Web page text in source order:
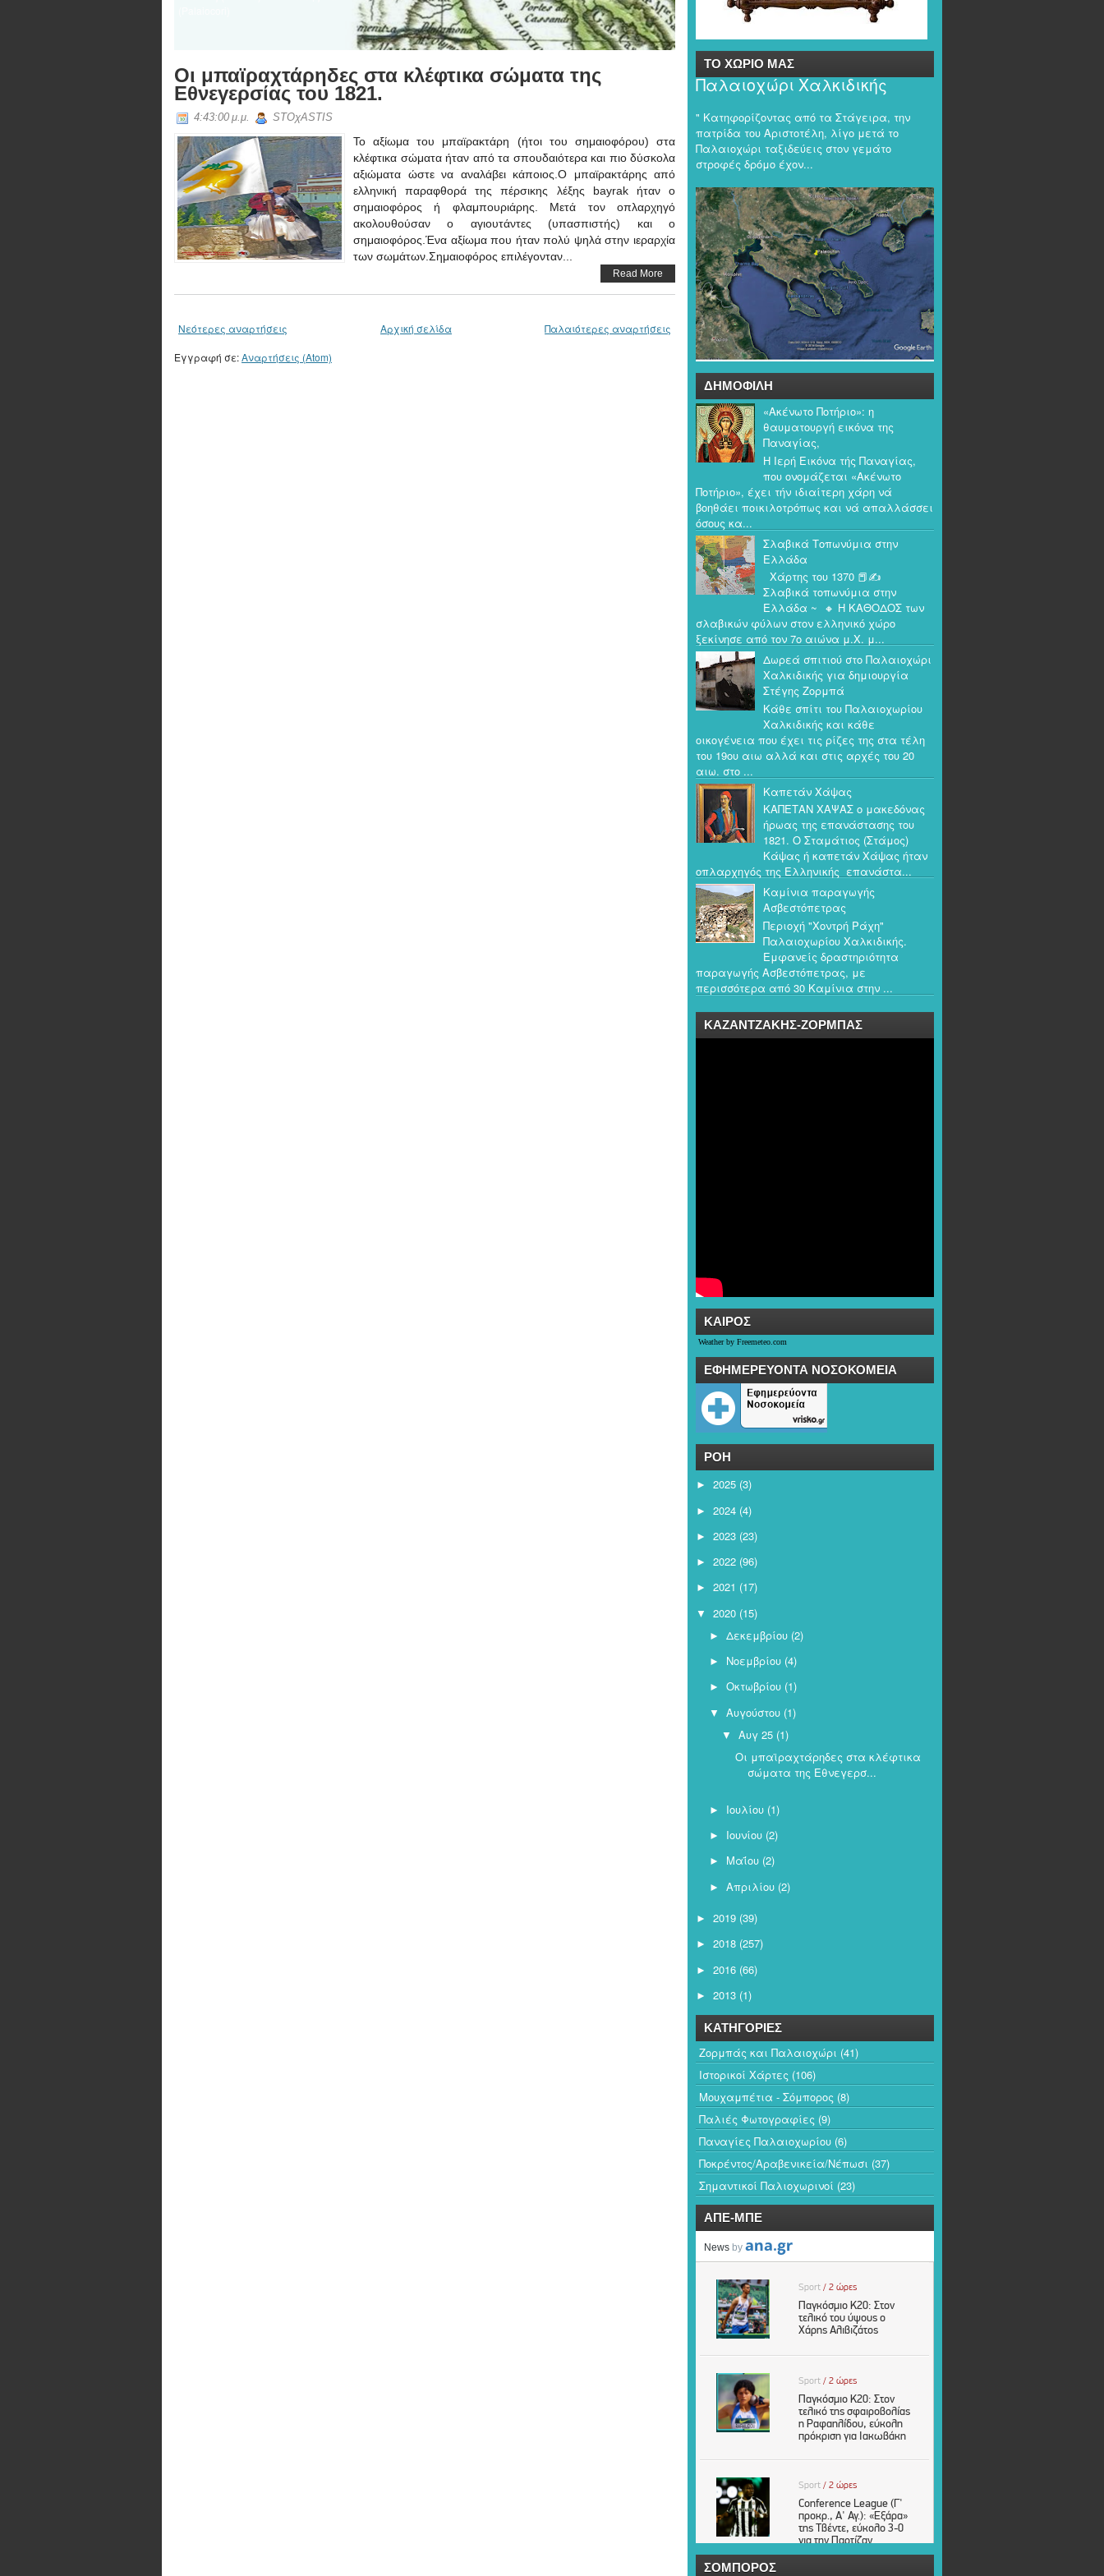
Οι μπαϊραχτάρηδες στα κλέφτικα σώματα της
Εθνεγερσίας του 1821.
4:43:00 μ.μ. STOχASTIS
Το αξίωμα του μπαϊρακτάρη (ήτοι του σημαιοφόρου) στα
κλέφτικα σώματα ήταν από τα σπουδαιότερα και πιο δύσκολα
αξιώματα ώστε να αναλάβει κάποιος.Ο μπαϊρακτάρης από
ελληνική παραφθορά της πέρσικης λέξης bayrak ήταν ο
σημαιοφόρος ή φλαμπουριάρης. Μετά τον οπλαρχηγό
ακολουθούσαν ο αγιουτάντες (υπασπιστής) και ο
σημαιοφόρος.Ένα αξίωμα που ήταν πολύ ψηλά στην ιεραρχία
των σωμάτων.Σημαιοφόρος επιλέγονταν...
Read More
Νεότερες αναρτήσεις Παλαιότερες αναρτήσεις
Αρχική σελίδα
Εγγραφή σε:Αναρτήσεις (Atom)
ΤΟ ΧΩΡΙΟ ΜΑΣ
Παλαιοχώρι Χαλκιδικής
" Κατηφορίζοντας από τα Στάγειρα, την
πατρίδα του Αριστοτέλη, λίγο μετά το
Παλαιοχώρι ταξιδεύεις στον γεμάτο
στροφές δρόμο έχον...
ΔΗΜΟΦΙΛΗ
«Ακένωτο Ποτήριο»: η
θαυματουργή εικόνα της
Παναγίας,
Η Ιερή Εικόνα τής Παναγίας,
που ονομάζεται «Ακένωτο
Ποτήριο», έχει τήν ιδιαίτερη χάρη νά
βοηθάει ποικιλοτρόπως και νά απαλλάσσει
όσους κα...
Σλαβικά Τοπωνύμια στην
Ελλάδα
Χάρτης του 1370 📕✍️
Σλαβικά τοπωνύμια στην
Ελλάδα ~ 🔸 Η ΚΑΘΟΔΟΣ των
σλαβικών φύλων στον ελληνικό χώρο
ξεκίνησε από τον 7ο αιώνα μ.Χ. μ...
Δωρεά σπιτιού στο Παλαιοχώρι
Χαλκιδικής για δημιουργία
Στέγης Ζορμπά
Κάθε σπίτι του Παλαιοχωρίου
Χαλκιδικής και κάθε
οικογένεια που έχει τις ρίζες της στα τέλη
του 19ου αιω αλλά και στις αρχές του 20
αιω. στο ...
Καπετάν Χάψας
ΚΑΠΕΤΑΝ ΧΑΨΑΣ ο μακεδόνας
ήρωας της επανάστασης του
1821. Ο Σταμάτιος (Στάμος)
Κάψας ή καπετάν Χάψας ήταν
οπλαρχηγός της Ελληνικής επανάστα...
Καμίνια παραγωγής
Ασβεστόπετρας
Περιοχή "Χοντρή Ράχη"
Παλαιοχωρίου Χαλκιδικής.
Εμφανείς δραστηριότητα
παραγωγής Ασβεστόπετρας, με
περισσότερα από 30 Καμίνια στην ...
ΚΑΖΑΝΤΖΑΚΗΣ-ΖΟΡΜΠΑΣ
ΚΑΙΡOΣ
Weather by Freemeteo.com
ΕΦΗΜΕΡΕΥΟΝΤΑ ΝΟΣΟΚΟΜΕΙΑ
ΡΟΗ
► 2025 (3)
► 2024 (4)
► 2023 (23)
► 2022 (96)
► 2021 (17)
▼ 2020 (15)
► Δεκεμβρίου (2)
► Νοεμβρίου (4)
► Οκτωβρίου (1)
▼ Αυγούστου (1)
▼ Αυγ 25 (1)
Οι μπαϊραχτάρηδες στα κλέφτικα
σώματα της Εθνεγερσ...
► Ιουλίου (1)
► Ιουνίου (2)
► Μαΐου (2)
► Απριλίου (2)
► 2019 (39)
► 2018 (257)
► 2016 (66)
► 2013 (1)
ΚΑΤΗΓΟΡΙΕΣ
Ζορμπάς και Παλαιοχώρι (41)
Ιστορικοί Χάρτες (106)
Μουχαμπέτια - Σόμπορος (8)
Παλιές Φωτογραφίες (9)
Παναγίες Παλαιοχωρίου (6)
Ποκρέντος/Αραβενικεία/Νέπωσι (37)
Σημαντικοί Παλιοχωρινοί (23)
ΑΠΕ-ΜΠΕ
ΣΟΜΠΟΡΟΣ